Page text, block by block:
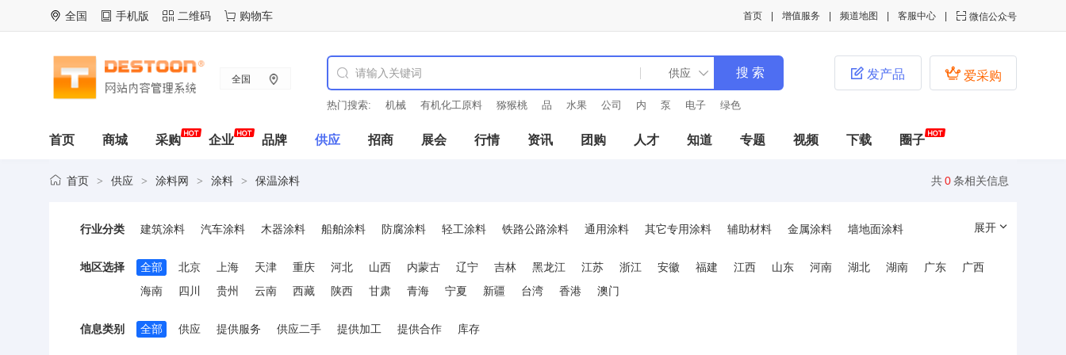
全国 手机版 二维码 购物车  微信公众号
客服中心
频道地图
增值服务
首页
全国
热门搜索: 机械 有机化工原料 猕猴桃 品 水果 公司 内 泵 电子 绿色
 爱采购
 发产品
首页 商城 采购 企业 品牌 供应 招商 展会 行情 资讯 团购 人才 知道 专题 视频 下载 圈子
共0条相关信息
首页 > 供应 > 涂料网 > 涂料 > 保温涂料
行业分类 建筑涂料 汽车涂料 木器涂料 船舶涂料 防腐涂料 轻工涂料 铁路公路涂料 通用涂料 其它专用涂料 辅助材料 金属涂料
墙地面涂料
展开
地区选择 全部 北京 上海 天津 重庆 河北 山西 内蒙古 辽宁 吉林 黑龙江 江苏 浙江 安徽 福建 江西 山东 河南 湖北 湖南 广东
广西
海南
四川 贵州 云南 西藏 陕西 甘肃 青海 宁夏 新疆 台湾 香港 澳门
信息类别 全部 供应 提供服务 供应二手 提供加工 提供合作 库存